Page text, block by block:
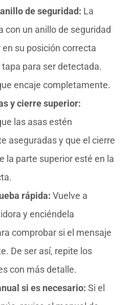
de seguridad: La
con un anillo de seguridad
su posición correcta
para ser detectada.
encaje completamente.
y cierre superior:
las asas estén
aseguradas y que el cierre
la parte superior esté en la
rápida: Vuelve a
y enciéndela
comprobar si el mensaje
De ser así, repite los
con más detalle.
si es necesario: Si el